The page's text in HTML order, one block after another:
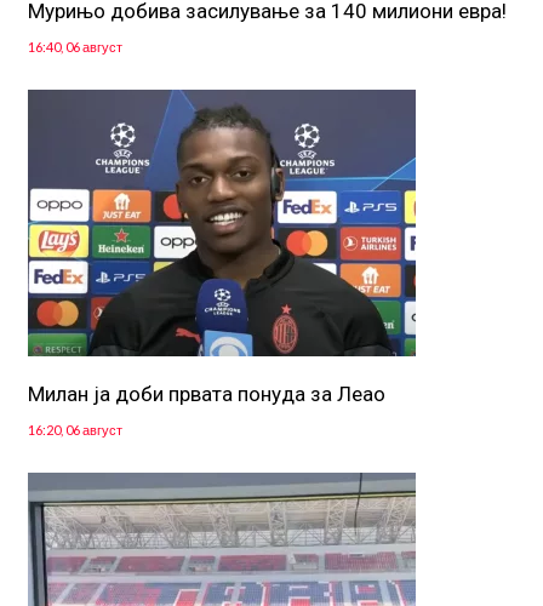
Мурињо добива засилување за 140 милиони евра!
16:40, 06 август
Милан ја доби првата понуда за Леао
16:20, 06 август